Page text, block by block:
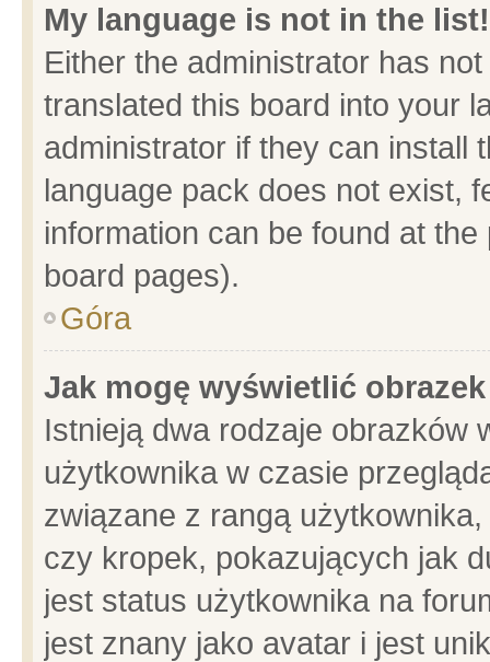
My language is not in the list!
Either the administrator has
translated this board into your
administrator if they can install
language pack does not exist,
information can be found at
board pages).
Góra
Jak mogę wyświetlić
Istnieją dwa rodzaje obrazków
użytkownika w czasie
związane z rangą
czy kropek, pokazujących jak
jest status użytkownika na
jest znany jako avatar i jest